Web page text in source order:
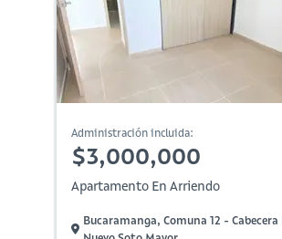
Administración incluida:
$3,000,000
Apartamento En Arriendo
Bucaramanga, Comuna 12 -